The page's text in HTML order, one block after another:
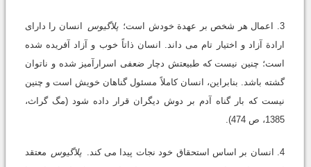
3. اعمال هر شخص بر عهدة خودش است؛ پلاگیوس
انسان را دارای
ارادة آزاد و اختیار تام می داند. انسان ذاتاً خوب و آزاد آفریده شده
است؛ چنین نیست که طبیعتش دچار ضعفی اسرارآمیز شده و ناتوان
گشته باشد. بنابراین، انسان کاملاً مسئول گناهان خویش است و چنین
نیست که بار گناه آدم بر دوش دیگران قرار داده شود (مگ گراث،
1385، ص 474).
4. انسان بر اساس استحقاق خود نجات پیدا می کند. پلاگیوس معتقد